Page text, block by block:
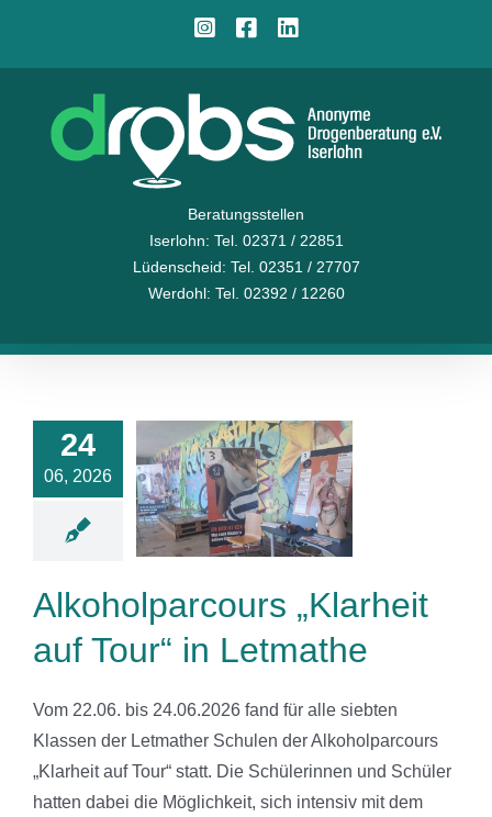
Instagram
Facebook
Beratungsstellen
Iserlohn: Tel. 02371 / 22851
Lüdenscheid: Tel. 02351 / 27707
Werdohl: Tel. 02392 / 12260
24
06, 2026
auf
Letmathe
Alkoholparcours „Klarheit
auf Tour“ in Letmathe
Vom 22.06. bis 24.06.2026 fand für alle siebten
Klassen der Letmather Schulen der Alkoholparcours
„Klarheit auf Tour“ statt. Die Schülerinnen und Schüler
hatten dabei die Möglichkeit, sich intensiv mit dem